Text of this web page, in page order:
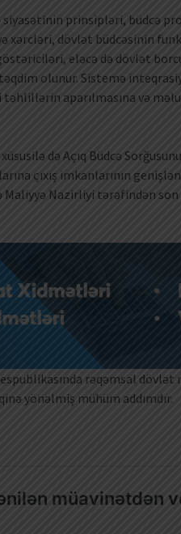
prinsipləri, büdcə
xərcləri, dövlət büdcəsinin
eləcə də dövlət
olunur. Sistemə
aparılmasına və
də Açıq Büdcə
çıxış imkanlarının
Maliyyə Nazirliyi tərəfindən
rəqəmsal
yönəlmiş mühüm addımdır.